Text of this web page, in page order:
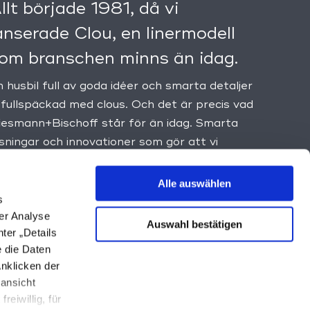
Analyse
„Details
die Daten
der
freiwillig, für
Alle auswählen
Auswahl bestätigen
började 1981, då vi
Clou, en linermodell
branschen minns än idag.
husbil full av goda idéer och smarta detaljer
med clous. Och det är precis vad
står för än idag. Smarta
och innovationer som gör att vi
fordon en del av Niesmann+Bischoffs
DNA.